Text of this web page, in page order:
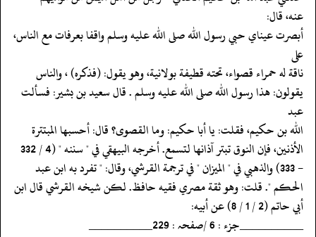
عنه، قال:
‏‏‏‏أبصرت عيناي حبي رسول الله صلى الله عليه وسلم واقفا بعرفات مع الناس،
على
‏‏‏‏ناقة له حمراء قصواء، تحته قطيفة بولانية، وهو يقول: (فذكره) ، والناس
‏‏‏‏يقولون: هذا رسول الله صلى الله عليه وسلم . قال سعيد بن بشير: فسألت
عبد
‏‏‏‏الله بن حكيم، فقلت: يا أبا حكيم: وما القصوى؟ قال: أحسبها المبتترة
‏‏‏‏الأذنين، فإن النوق تبتر آذانها لتسمع. أخرجه البيهقي في " سننه " (4 / 332
‏‏‏‏- 333) والذهبي في " الميزان " في ترجمة القرشي، وقال: " تفرد به ابن عبد
‏‏‏‏الحكم ". قلت: وهو ثقة مصري فقيه حافظ. لكن شيخه القرشي قال ابن
أبي حاتم (2 / 1 / 8) عن أبيه:
‏‏‏‏__________جزء : 6 /صفحہ : 229__________